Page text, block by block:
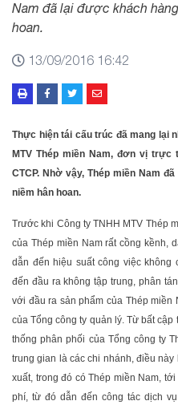
Nam đã lại được khách
hoan.
13/09/2016 16:42
Thực hiện tái cấu trúc đã mang lại
MTV Thép miền Nam, đơn vị trực
CTCP. Nhờ vậy, Thép miền Nam
niềm hân hoan.
Trước khi Công ty TNHH MTV Thép
của Thép miền Nam rất cồng kềnh,
dẫn đến hiệu suất công việc
đến đầu ra không tập trung, phân
với đầu ra sản phẩm của Thép miền
của Tổng công ty quản lý. Từ bất
thống phân phối của Tổng công ty
trung gian là các chi nhánh, điều
xuất, trong đó có Thép miền Nam,
phí, từ đó dẫn đến công tác dịch